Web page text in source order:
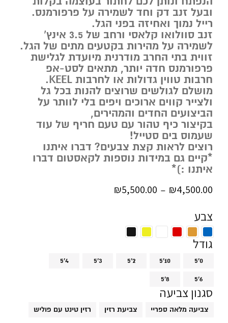
ובעל זנב דק וחד לשמירה על פרפורמנס.
רייל נמוך ואחיזה בפני הגל.
זנב סוולואו קלאסי ורחב של 3.5 אינץ’
לשמירה על מהירות בקטעים מתים של הגל.
זווית בתי החרב מודרנית מיועדת לגלישת
פרפורמנס חדה יותר, מתאים לסט-אפ
חרבות טווין גדולות או לחרבות KEEL.
מושלם לגולשים שרוצים להנות בכל גל
ולצייר קווים ארוכים ויפים בלי לוותר על
הביצועים החדים והמהירים,
בקיצור כיף טהור עם טעם חריף של עוד
שעמוס בים סטייל!
רוצים לראות קצת צבעים? דברו איתנו
*קיים גם במידות נוספות לקאסטום דברו
איתנו :)*
₪4,500.00
–
₪5,500.00
צבע
גודל
5'0
5'10
5'2
5'3
5'4
5'6
5'8
סגנון צביעה
צביעה מלאה ספריי צביעת רזין רזין טינט עם פוליש